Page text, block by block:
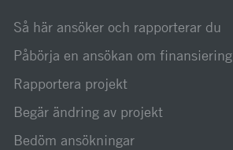
Så här ansöker och rapporterar du
Påbörja en ansökan om finansiering
Rapportera projekt
Begär ändring av projekt
Bedöm ansökningar